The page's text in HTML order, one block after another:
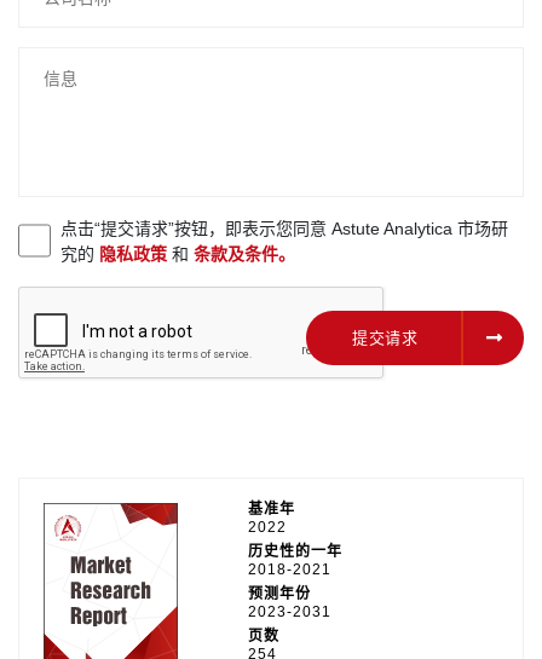
点击“提交请求”按钮，即表示您同意 Astute Analytica 市场研
究的 隐私政策 和条款及条件。
提交请求
基准年
2022
历史性的一年
2018-2021
预测年份
2023-2031
页数
254